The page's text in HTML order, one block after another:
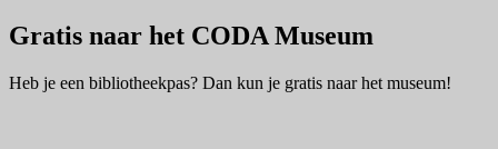
Gratis naar het CODA Museum
Heb je een bibliotheekpas? Dan kun je gratis naar het museum!